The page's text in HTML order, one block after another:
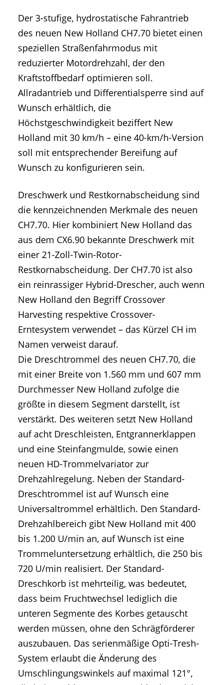
Der 3-stufige, hydrostatische Fahrantrieb
des neuen New Holland CH7.70 bietet einen
speziellen Straßenfahrmodus mit
reduzierter Motordrehzahl, der den
Kraftstoffbedarf optimieren soll.
Allradantrieb und Differentialsperre sind auf
Wunsch erhältlich, die
Höchstgeschwindigkeit beziffert New
Holland mit 30 km/h – eine 40-km/h-Version
soll mit entsprechender Bereifung auf
Wunsch zu konfigurieren sein.
Dreschwerk und Restkornabscheidung sind
die kennzeichnenden Merkmale des neuen
CH7.70. Hier kombiniert New Holland das
aus dem CX6.90 bekannte Dreschwerk mit
einer 21-Zoll-Twin-Rotor-
Restkornabscheidung. Der CH7.70 ist also
ein reinrassiger Hybrid-Drescher, auch wenn
New Holland den Begriff Crossover
Harvesting respektive Crossover-
Erntesystem verwendet – das Kürzel CH im
Namen verweist darauf.
Die Dreschtrommel des neuen CH7.70, die
mit einer Breite von 1.560 mm und 607 mm
Durchmesser New Holland zufolge die
größte in diesem Segment darstellt, ist
verstärkt. Des weiteren setzt New Holland
auf acht Dreschleisten, Entgrannerklappen
und eine Steinfangmulde, sowie einen
neuen HD-Trommelvariator zur
Drehzahlregelung. Neben der Standard-
Dreschtrommel ist auf Wunsch eine
Universaltrommel erhältlich. Den Standard-
Drehzahlbereich gibt New Holland mit 400
bis 1.200 U/min an, auf Wunsch ist eine
Trommeluntersetzung erhältlich, die 250 bis
720 U/min realisiert. Der Standard-
Dreschkorb ist mehrteilig, was bedeutet,
dass beim Fruchtwechsel lediglich die
unteren Segmente des Korbes getauscht
werden müssen, ohne den Schrägförderer
auszubauen. Das serienmäßige Opti-Tresh-
System erlaubt die Änderung des
Umschlingungswinkels auf maximal 121°,